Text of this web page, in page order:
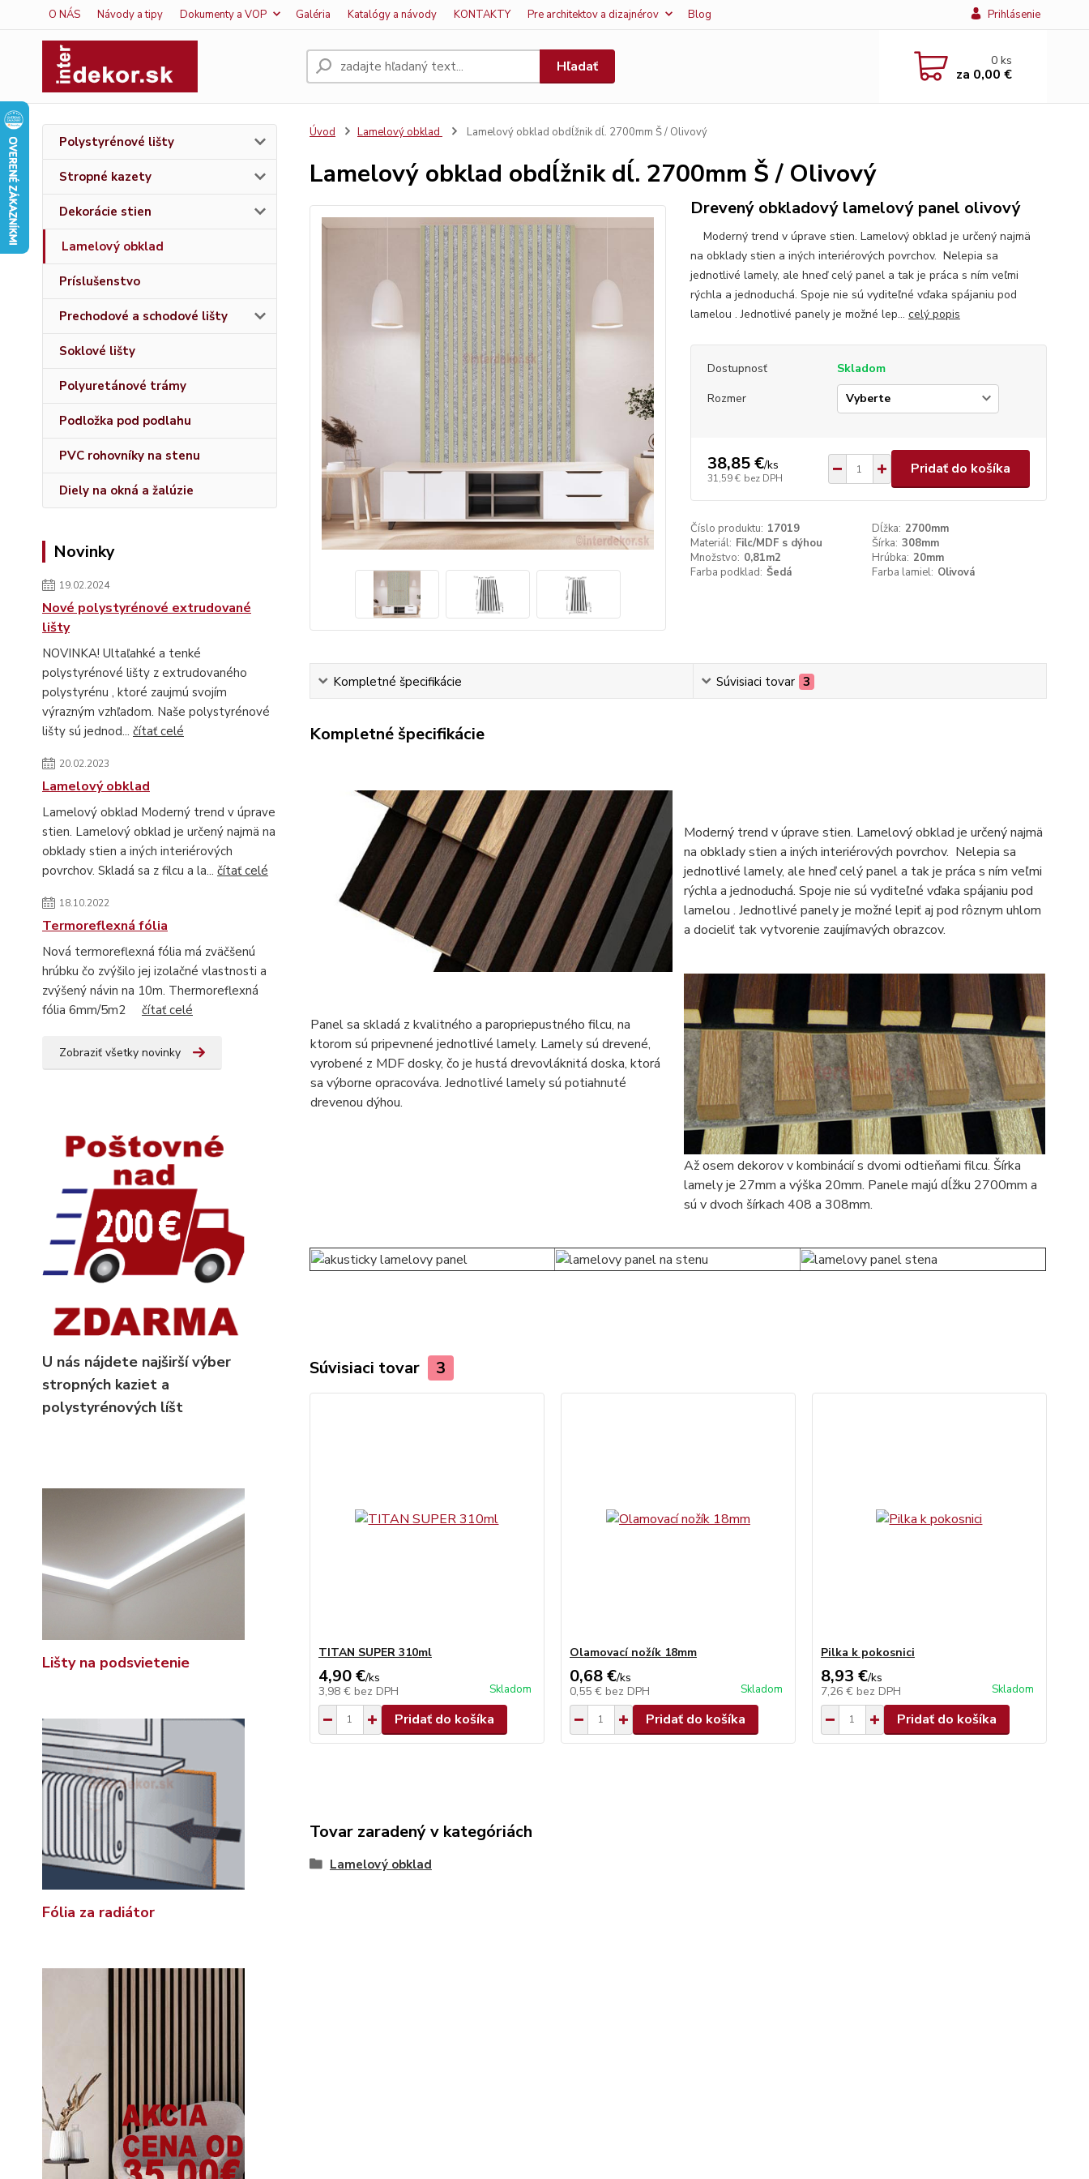
O NÁS Návody a tipy Dokumenty a VOP Galéria Katalógy a návody KONTAKTY Pre architektov a dizajnérov Blog Prihlásenie
Hľadať 0ks
za 0,00 €
Polystyrénové lišty
Stropné kazety
Dekorácie stien
Lamelový obklad
Príslušenstvo
Prechodové a schodové lišty
Soklové lišty
Polyuretánové trámy
Podložka pod podlahu
PVC rohovníky na stenu
Diely na okná a žalúzie
Novinky
19.02.2024
Nové polystyrénové extrudované
lišty
NOVINKA! Ultaľahké a tenké
polystyrénové lišty z extrudovaného
polystyrénu , ktoré zaujmú svojím
výrazným vzhľadom. Naše polystyrénové
lišty sú jednod... čítať celé
20.02.2023
Lamelový obklad
Lamelový obklad Moderný trend v úprave
stien. Lamelový obklad je určený najmä na
obklady stien a iných interiérových
povrchov. Skladá sa z filcu a la... čítať celé
18.10.2022
Termoreflexná fólia
Nová termoreflexná fólia má zväčšenú
hrúbku čo zvýšilo jej izolačné vlastnosti a
zvýšený návin na 10m. Thermoreflexná
fólia 6mm/5m2 čítať celé
Zobraziť všetky novinky
U nás nájdete najširší výber
stropných kaziet a
polystyrénových líšt
Lišty na podsvietenie
Fólia za radiátor
Úvod Lamelový obklad Lamelový obklad obdĺžnik dĺ. 2700mm Š / Olivový
Lamelový obklad obdĺžnik dĺ. 2700mm Š / Olivový
Drevený obkladový lamelový panel olivový
Moderný trend v úprave stien. Lamelový obklad je určený najmä
na obklady stien a iných interiérových povrchov. Nelepia sa
jednotlivé lamely, ale hneď celý panel a tak je práca s ním veľmi
rýchla a jednoduchá. Spoje nie sú vyditeľné vďaka spájaniu pod
lamelou . Jednotlivé panely je možné lep... celý popis
Dostupnosť
Skladom
Rozmer
38,85 €/ks
31,59 € bez DPH
Pridať do košíka
Číslo produktu: 17019 Dĺžka: 2700mm
Materiál: Filc/MDF s dýhou Šírka: 308mm
Množstvo: 0,81m2 Hrúbka: 20mm
Farba podklad: Šedá Farba lamiel: Olivová
Kompletné špecifikácie Súvisiaci tovar 3
Kompletné špecifikácie
Moderný trend v úprave stien. Lamelový obklad je určený najmä
na obklady stien a iných interiérových povrchov. Nelepia sa
jednotlivé lamely, ale hneď celý panel a tak je práca s ním veľmi
rýchla a jednoduchá. Spoje nie sú vyditeľné vďaka spájaniu pod
lamelou . Jednotlivé panely je možné lepiť aj pod rôznym uhlom
a docieliť tak vytvorenie zaujímavých obrazcov.
Panel sa skladá z kvalitného a paropriepustného filcu, na
ktorom sú pripevnené jednotlivé lamely. Lamely sú drevené,
vyrobené z MDF dosky, čo je hustá drevovláknitá doska, ktorá
sa výborne opracováva. Jednotlivé lamely sú potiahnuté
drevenou dýhou.
Až osem dekorov v kombinácií s dvomi odtieňami filcu. Šírka
lamely je 27mm a výška 20mm. Panele majú dĺžku 2700mm a
sú v dvoch šírkach 408 a 308mm.
Súvisiaci tovar 3
TITAN SUPER 310ml
4,90 €/ks
3,98 € bez DPH Skladom
Pridať do košíka
Olamovací nožík 18mm
0,68 €/ks
0,55 € bez DPH Skladom
Pridať do košíka
Pilka k pokosnici
8,93 €/ks
7,26 € bez DPH Skladom
Pridať do košíka
Tovar zaradený v kategóriách
Lamelový obklad